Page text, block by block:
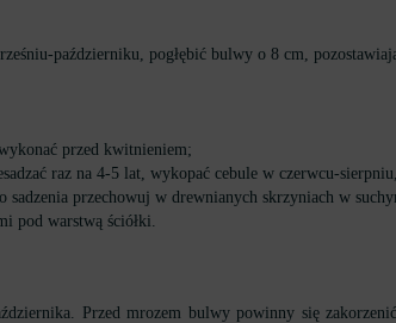
październiku, pogłębić bulwy o 8 cm,
przed kwitnieniem;
raz na 4-5 lat, wykopać cebule w czerwcu-
przechowuj w drewnianych skrzyniach w
pod warstwą ściółki.
Przed mrozem bulwy powinny się